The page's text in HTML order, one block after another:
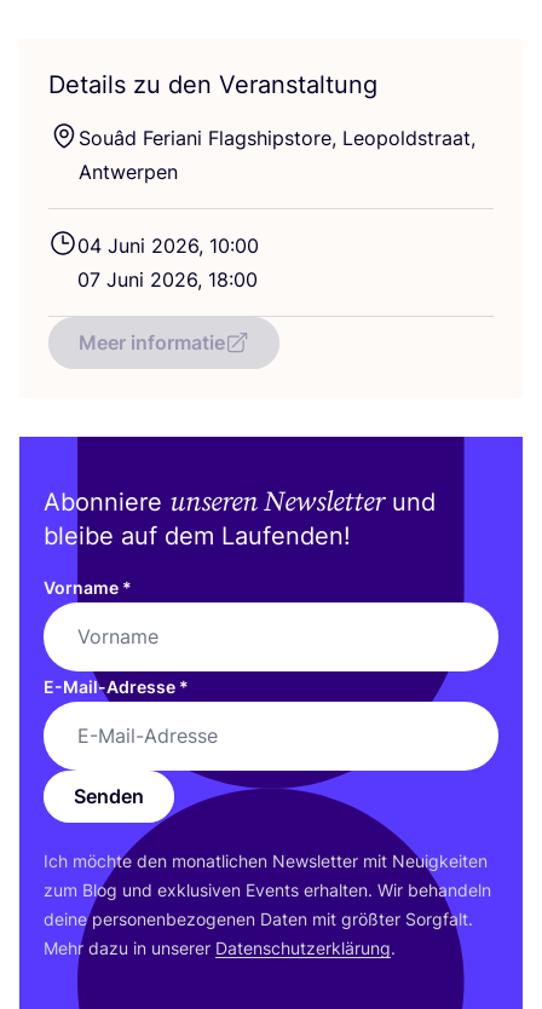
Details zu den Veranstaltung
Souâd Feria­ni Flag­ship­s­to­re, Leo­pold­stra­at,
Antwerpen
04 Juni 2026, 10:00
07 Juni 2026, 18:00
Meer informatie
Abonniere unseren Newsletterund
bleibe auf dem Laufenden!
Vorname *
E-Mail-Adresse *
Senden
Ich möch­te den monat­li­chen News­let­ter mit Neu­ig­kei­ten
zum Blog und exklu­si­ven Events erhal­ten. Wir behan­deln
dei­ne per­so­nen­be­zo­ge­nen Daten mit größ­ter Sorg­falt.
Mehr dazu in unse­rer Daten­schutz­er­klä­rung.